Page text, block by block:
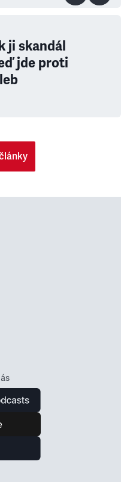
ji skandál
jde proti